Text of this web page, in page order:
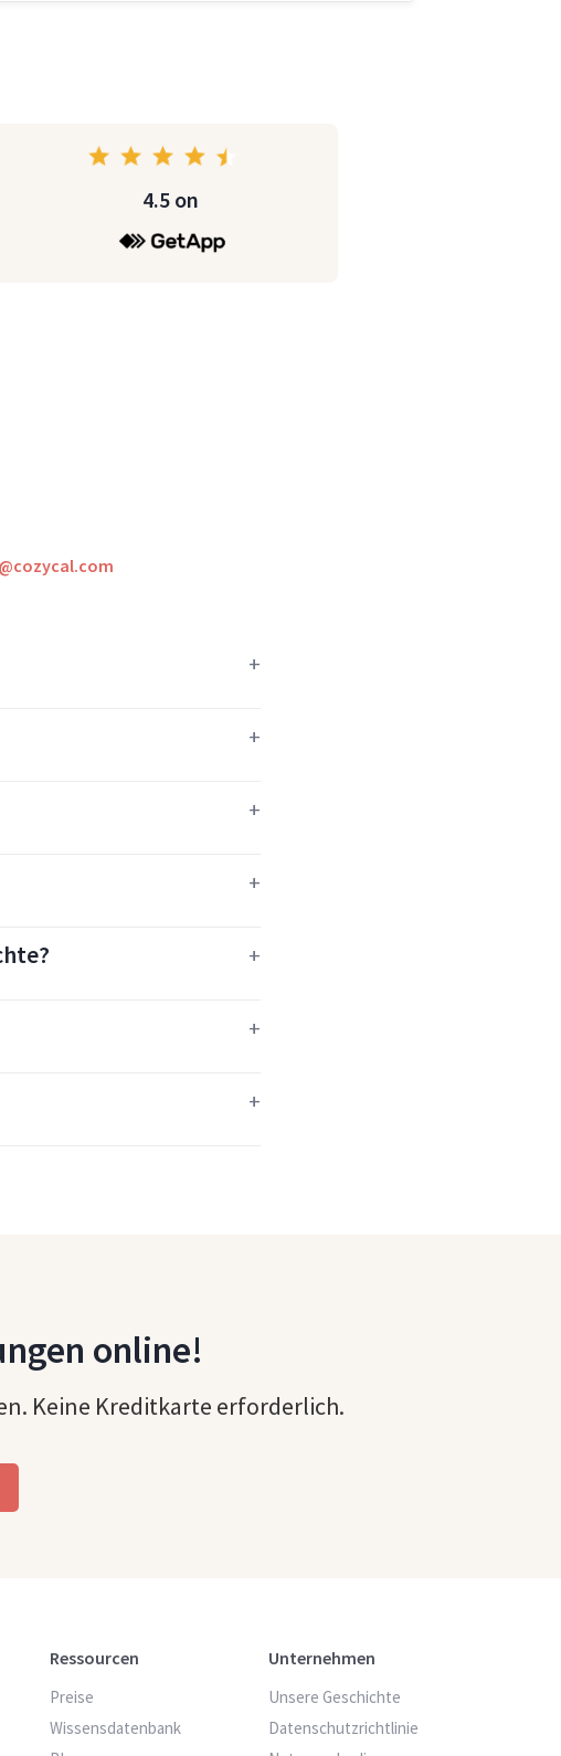
4.5 on
online!
Keine Kreditkarte erforderlich.
Ressourcen
Preise
Wissensdatenbank
Unternehmen
Unsere Geschichte
Datenschutzrichtlinie